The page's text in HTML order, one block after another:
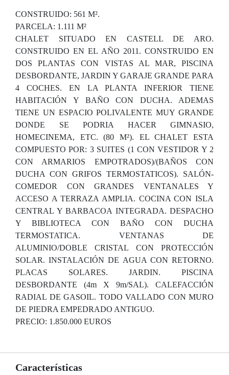
CONSTRUIDO: 561 M².
PARCELA: 1.111 M²
CHALET SITUADO EN CASTELL DE ARO.
CONSTRUIDO EN EL AÑO 2011. CONSTRUIDO EN
DOS PLANTAS CON VISTAS AL MAR, PISCINA
DESBORDANTE, JARDIN Y GARAJE GRANDE PARA
4 COCHES. EN LA PLANTA INFERIOR TIENE
HABITACIÓN Y BAÑO CON DUCHA. ADEMAS
TIENE UN ESPACIO POLIVALENTE MUY GRANDE
DONDE SE PODRIA HACER GIMNASIO,
HOMECINEMA, ETC. (80 M²). EL CHALET ESTA
COMPUESTO POR: 3 SUITES (1 CON VESTIDOR Y 2
CON ARMARIOS EMPOTRADOS)/(BAÑOS CON
DUCHA CON GRIFOS TERMOSTATICOS). SALÓN-
COMEDOR CON GRANDES VENTANALES Y
ACCESO A TERRAZA AMPLIA. COCINA CON ISLA
CENTRAL Y BARBACOA INTEGRADA. DESPACHO
Y BIBLIOTECA CON BAÑO CON DUCHA
TERMOSTATICA. VENTANAS DE
ALUMINIO/DOBLE CRISTAL CON PROTECCIÓN
SOLAR. INSTALACIÓN DE AGUA CON RETORNO.
PLACAS SOLARES. JARDIN. PISCINA
DESBORDANTE (4m X 9m/SAL). CALEFACCIÓN
RADIAL DE GASOIL. TODO VALLADO CON MURO
DE PIEDRA EMPEDRADO ANTIGUO.
PRECIO: 1.850.000 EUROS
Características